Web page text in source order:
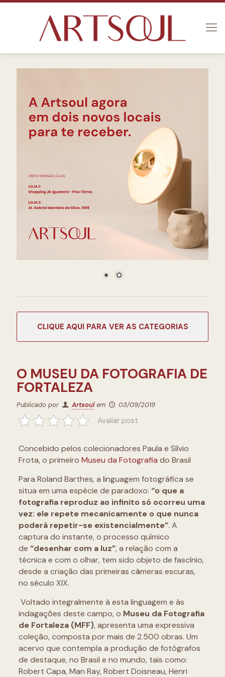
O MUSEU DA FOTOGRAFIA DE
FORTALEZA
Publicado por Artsoul em 03/09/2019
Avaliar post
Concebido pelos colecionadores Paula e Sílvio
Frota, o primeiro Museu da Fotografia do Brasil
Para Roland Barthes, a linguagem fotográfica se
situa em uma espécie de paradoxo: “o que a
fotografia reproduz ao infinito só ocorreu uma
vez: ele repete mecanicamente o que nunca
poderá repetir-se existencialmente”. A
captura do instante, o processo químico
de “desenhar com a luz”, a relação com a
técnica e com o olhar, tem sido objeto de fascínio,
desde a criação das primeiras câmeras escuras,
no século XIX.
Voltado integralmente à esta linguagem e às
indagações deste campo, o Museu da Fotografia
de Fortaleza (MFF), apresenta uma expressiva
coleção, composta por mais de 2.500 obras. Um
acervo que contempla a produção de fotógrafos
de destaque, no Brasil e no mundo, tais como:
Robert Capa, Man Ray, Robert Doisneau, Henri
CATEGORIAS